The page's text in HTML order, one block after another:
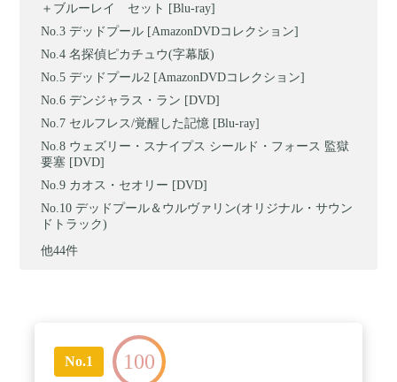
＋ブルーレイ セット [Blu-ray]
デッドプール [AmazonDVDコレクション]
名探偵ピカチュウ(字幕版)
デッドプール2 [AmazonDVDコレクション]
デンジャラス・ラン [DVD]
セルフレス/覚醒した記憶 [Blu-ray]
ウェズリー・スナイプス シールド・フォース 監獄
要塞 [DVD]
カオス・セオリー [DVD]
デッドプール＆ウルヴァリン(オリジナル・サウン
ドトラック)
他44件
No.1 100